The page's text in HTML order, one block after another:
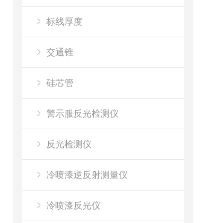
标线厚度
交通锥
硅芯管
警示服反光检测仪
反光检测仪
冷喷漆逆反射测量仪
冷喷漆反光仪